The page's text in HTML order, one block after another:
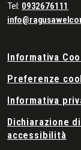
Tel: 0932676111
Informativa
Preferenze
Informativa
Dichiarazione di
accessibilità